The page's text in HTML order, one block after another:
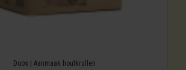
Doos | Aanmaak houtkrullen